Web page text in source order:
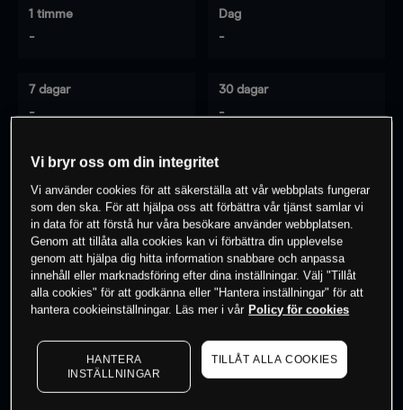
1 timme
-
Dag
-
7 dagar
-
30 dagar
-
0% av kunderna har enposition i detta
instrument
Börja handla
Priserna är endast vägledande.
Vi bryr oss om din integritet
Vi använder cookies för att säkerställa att vår webbplats fungerar
som den ska. För att hjälpa oss att förbättra vår tjänst samlar vi
in data för att förstå hur våra besökare använder webbplatsen.
Genom att tillåta alla cookies kan vi förbättra din upplevelse
genom att hjälpa dig hitta information snabbare och anpassa
innehåll eller marknadsföring efter dina inställningar. Välj "Tillåt
alla cookies" för att godkänna eller "Hantera inställningar" för att
hantera cookieinställningar. Läs mer i vår Policy för cookies
HANTERA
INSTÄLLNINGAR
TILLÅT ALLA COOKIES